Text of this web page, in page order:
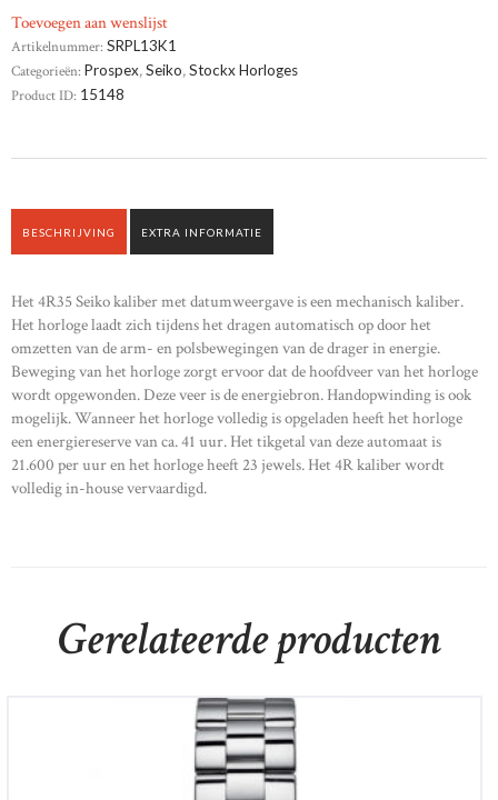
Toevoegen aan wenslijst
Artikelnummer: SRPL13K1
Categorieën: Prospex,Seiko,Stockx Horloges
Product ID: 15148
BESCHRIJVING EXTRA INFORMATIE
Het 4R35 Seiko kaliber met datumweergave is een mechanisch kaliber.
Het horloge laadt zich tijdens het dragen automatisch op door het
omzetten van de arm- en polsbewegingen van de drager in energie.
Beweging van het horloge zorgt ervoor dat de hoofdveer van het horloge
wordt opgewonden. Deze veer is de energiebron. Handopwinding is ook
mogelijk. Wanneer het horloge volledig is opgeladen heeft het horloge
een energiereserve van ca. 41 uur. Het tikgetal van deze automaat is
21.600 per uur en het horloge heeft 23 jewels. Het 4R kaliber wordt
volledig in-house vervaardigd.
Gerelateerde producten
TISSOT T-WAVE
€395